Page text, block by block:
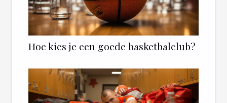
Hoe kies je een goede basketbalclub?